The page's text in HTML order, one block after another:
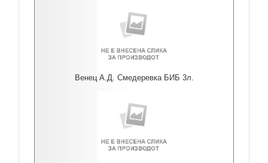
Венец А.Д. Смедеревка БИБ 3л.